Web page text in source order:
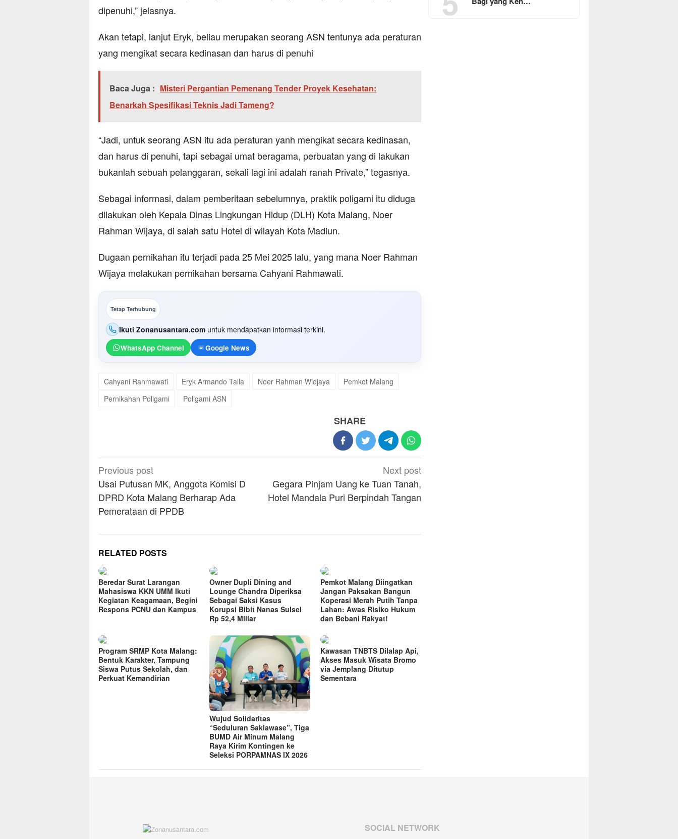
dipenuhi,” jelasnya.
Akan tetapi, lanjut Eryk, beliau merupakan seorang ASN tentunya ada peraturan
yang mengikat secara kedinasan dan harus di penuhi
Baca Juga : Misteri Pergantian Pemenang Tender Proyek Kesehatan:
Benarkah Spesifikasi Teknis Jadi Tameng?
“Jadi, untuk seorang ASN itu ada peraturan yanh mengikat secara kedinasan,
dan harus di penuhi, tapi sebagai umat beragama, perbuatan yang di lakukan
bukanlah sebuah pelanggaran, sekali lagi ini adalah ranah Private,” tegasnya.
Sebagai informasi, dalam pemberitaan sebelumnya, praktik poligami itu diduga
dilakukan oleh Kepala Dinas Lingkungan Hidup (DLH) Kota Malang, Noer
Rahman Wijaya, di salah satu Hotel di wilayah Kota Madiun.
Dugaan pernikahan itu terjadi pada 25 Mei 2025 lalu, yang mana Noer Rahman
Wijaya melakukan pernikahan bersama Cahyani Rahmawati.
Tetap Terhubung
Ikuti Zonanusantara.com untuk mendapatkan informasi terkini.
WhatsApp Channel Google News
Cahyani Rahmawati Eryk Armando Talla Noer Rahman Widjaya
Pemkot Malang
Pernikahan Poligami
Poligami ASN
SHARE
Post
navigation
Previous post
Usai Putusan MK, Anggota Komisi D
DPRD Kota Malang Berharap Ada
Pemerataan di PPDB
Next post
Gegara Pinjam Uang ke Tuan Tanah,
Hotel Mandala Puri Berpindah Tangan
RELATED POSTS
Beredar Surat Larangan
Mahasiswa KKN UMM Ikuti
Kegiatan Keagamaan, Begini
Respons PCNU dan Kampus
Owner Dupli Dining and
Lounge Chandra Diperiksa
Sebagai Saksi Kasus
Korupsi Bibit Nanas Sulsel
Rp 52,4 Miliar
Pemkot Malang Diingatkan
Jangan Paksakan Bangun
Koperasi Merah Putih Tanpa
Lahan: Awas Risiko Hukum
dan Bebani Rakyat!
Program SRMP Kota Malang:
Bentuk Karakter, Tampung
Siswa Putus Sekolah, dan
Perkuat Kemandirian
Wujud Solidaritas
“Seduluran Saklawase”, Tiga
BUMD Air Minum Malang
Raya Kirim Kontingen ke
Seleksi PORPAMNAS IX 2026
Kawasan TNBTS Dilalap Api,
Akses Masuk Wisata Bromo
via Jemplang Ditutup
Sementara
SOCIAL NETWORK